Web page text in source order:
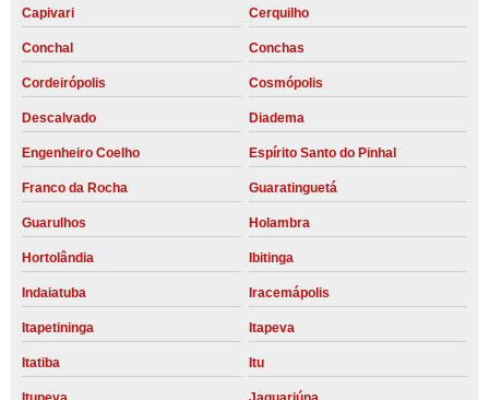
Capivari Cerquilho
Conchal Conchas
Cordeirópolis Cosmópolis
Descalvado Diadema
Engenheiro Coelho Espírito Santo do Pinhal
Franco da Rocha Guaratinguetá
Guarulhos Holambra
Hortolândia Ibitinga
Indaiatuba Iracemápolis
Itapetininga Itapeva
Itatiba Itu